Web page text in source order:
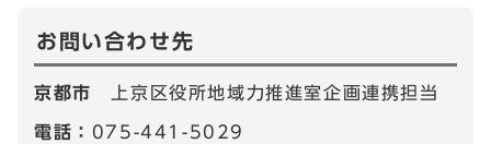
お問い合わせ先
京都市 上京区役所地域力推進室企画連携担当
電話： 075-441-5029